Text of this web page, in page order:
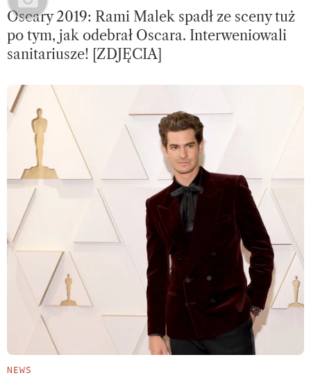
Oscary 2019: Rami Malek spadł ze sceny tuż
po tym, jak odebrał Oscara. Interweniowali
sanitariusze! [ZDJĘCIA]
NEWS